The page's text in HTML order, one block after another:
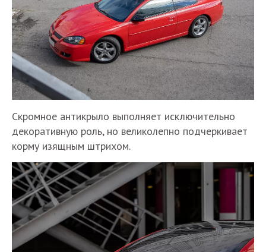
Скромное антикрыло выполняет исключительно
декоративную роль, но великолепно подчеркивает
корму изящным штрихом.